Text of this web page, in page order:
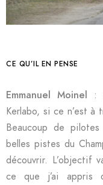
CE QU’IL EN PENSE
Emmanuel Moinel :
Kerlabo, si ce n’est à
Beaucoup de
belles pistes du
découvrir. L’objectif
ce que j’ai appris